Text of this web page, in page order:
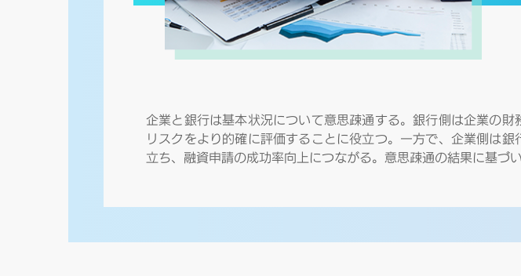
企業と銀行は基本状況について意思疎通する。銀行側は企業の
リスクをより的確に評価することに役立つ。一方で、企業側は
立ち、融資申請の成功率向上につながる。意思疎通の結果に基づ